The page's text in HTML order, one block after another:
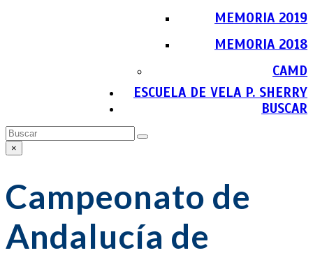
MEMORIA 2019
MEMORIA 2018
CAMD
ESCUELA DE VELA P. SHERRY
BUSCAR
Buscar
Enviar
×
Close
Campeonato de
Andalucía de